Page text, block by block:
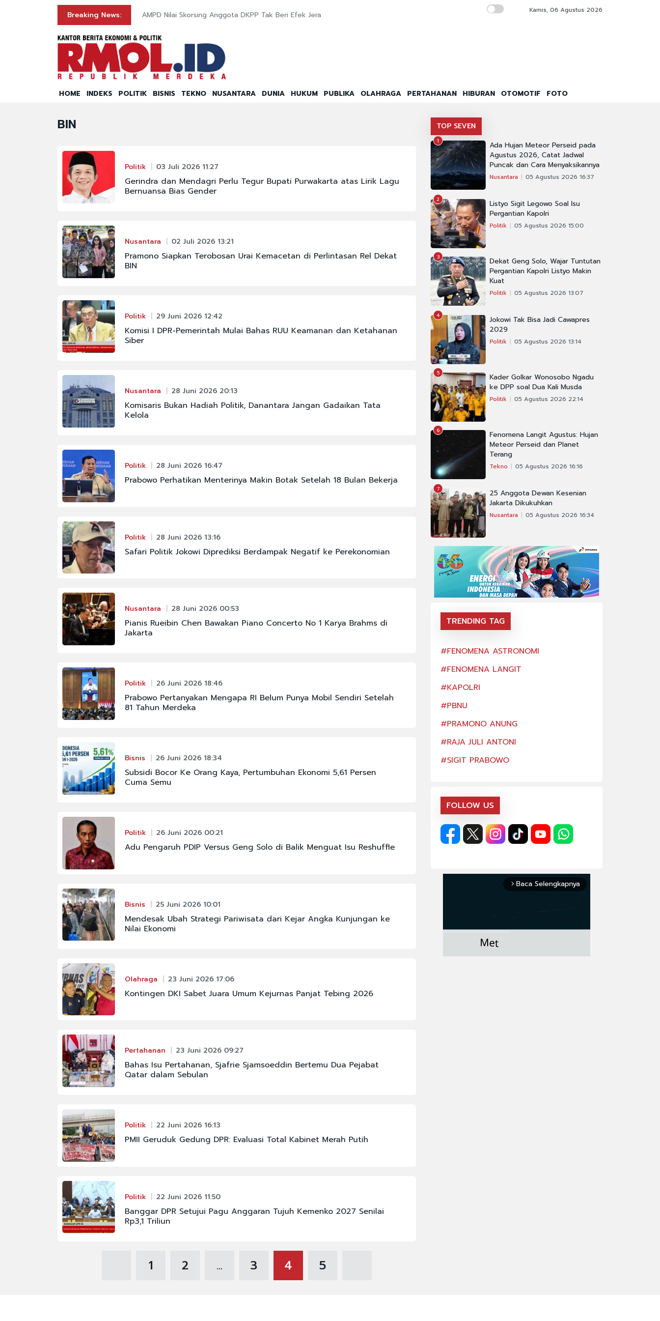
Breaking News: AMPD Nilai Skorsing Anggota DKPP Tak Beri Efek Jera Silaturahmi Tokoh NU dan Refleksi
Kamis, 06 Agustus 2026
HOME INDEKS POLITIK BISNIS TEKNO NUSANTARA DUNIA HUKUM PUBLIKA OLAHRAGA PERTAHANAN HIBURAN OTOMOTIF FOTO
BIN
Politik 03 Juli 2026 11:27
Gerindra dan Mendagri Perlu Tegur Bupati Purwakarta atas Lirik Lagu
Bernuansa Bias Gender
Nusantara 02 Juli 2026 13:21
Pramono Siapkan Terobosan Urai Kemacetan di Perlintasan Rel Dekat
BIN
Politik 29 Juni 2026 12:42
Komisi I DPR-Pemerintah Mulai Bahas RUU Keamanan dan Ketahanan
Siber
Nusantara 28 Juni 2026 20:13
Komisaris Bukan Hadiah Politik, Danantara Jangan Gadaikan Tata
Kelola
Politik 28 Juni 2026 16:47
Prabowo Perhatikan Menterinya Makin Botak Setelah 18 Bulan Bekerja
Politik 28 Juni 2026 13:16
Safari Politik Jokowi Diprediksi Berdampak Negatif ke Perekonomian
Nusantara 28 Juni 2026 00:53
Pianis Rueibin Chen Bawakan Piano Concerto No 1 Karya Brahms di
Jakarta
Politik 26 Juni 2026 18:46
Prabowo Pertanyakan Mengapa RI Belum Punya Mobil Sendiri Setelah
81 Tahun Merdeka
Bisnis 26 Juni 2026 18:34
Subsidi Bocor Ke Orang Kaya, Pertumbuhan Ekonomi 5,61 Persen
Cuma Semu
Politik 26 Juni 2026 00:21
Adu Pengaruh PDIP Versus Geng Solo di Balik Menguat Isu Reshuffle
Bisnis 25 Juni 2026 10:01
Mendesak Ubah Strategi Pariwisata dari Kejar Angka Kunjungan ke
Nilai Ekonomi
Olahraga 23 Juni 2026 17:06
Kontingen DKI Sabet Juara Umum Kejurnas Panjat Tebing 2026
Pertahanan 23 Juni 2026 09:27
Bahas Isu Pertahanan, Sjafrie Sjamsoeddin Bertemu Dua Pejabat
Qatar dalam Sebulan
Politik 22 Juni 2026 16:13
PMII Geruduk Gedung DPR: Evaluasi Total Kabinet Merah Putih
Politik 22 Juni 2026 11:50
Banggar DPR Setujui Pagu Anggaran Tujuh Kemenko 2027 Senilai
Rp3,1 Triliun
1 2 ... 3 4 5
TOP SEVEN
1
Ada Hujan Meteor Perseid pada
Agustus 2026, Catat Jadwal
Puncak dan Cara Menyaksikannya
Nusantara 05 Agustus 2026 16:37
2
Listyo Sigit Legowo Soal Isu
Pergantian Kapolri
Politik 05 Agustus 2026 15:00
3
Dekat Geng Solo, Wajar Tuntutan
Pergantian Kapolri Listyo Makin
Kuat
Politik 05 Agustus 2026 13:07
4
Jokowi Tak Bisa Jadi Cawapres
2029
Politik 05 Agustus 2026 13:14
5
Kader Golkar Wonosobo Ngadu
ke DPP soal Dua Kali Musda
Politik 05 Agustus 2026 22:14
6
Fenomena Langit Agustus: Hujan
Meteor Perseid dan Planet
Terang
Tekno 05 Agustus 2026 16:16
7
25 Anggota Dewan Kesenian
Jakarta Dikukuhkan
Nusantara 05 Agustus 2026 16:34
TRENDING TAG
#KAPOLRI
#PBNU
#SIGIT PRABOWO
#PBNU
#FENOMENA ASTRONOMI
#FENOMENA LANGIT
#KAPOLRI
#PBNU
#PRAMONO ANUNG
#RAJA JULI ANTONI
#SIGIT PRABOWO
FOLLOW US
arrow_forward_ios Baca Selengkapnya